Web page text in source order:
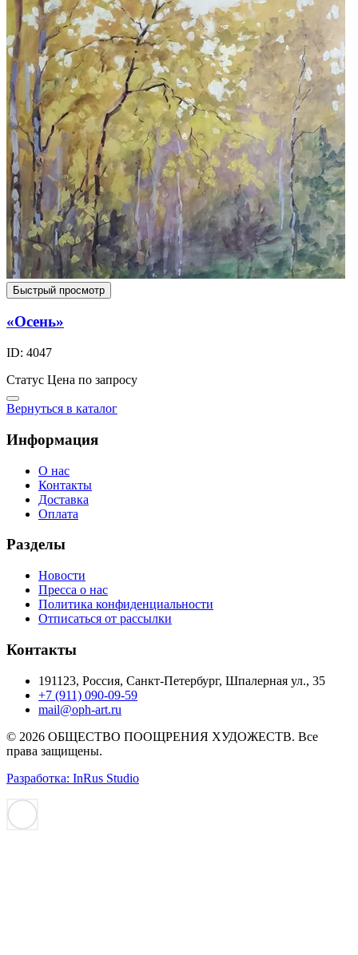
Быстрый просмотр
«Осень»
ID: 4047
Статус Цена по запросу
Вернуться в каталог
Информация
О нас
Контакты
Доставка
Оплата
Разделы
Новости
Пресса о нас
Политика конфиденциальности
Отписаться от рассылки
Контакты
191123, Россия, Санкт-Петербург, Шпалерная ул., 35
+7 (911) 090-09-59
mail@oph-art.ru
© 2026 ОБЩЕСТВО ПООЩРЕНИЯ ХУДОЖЕСТВ. Все
права защищены.
Разработка: InRus Studio